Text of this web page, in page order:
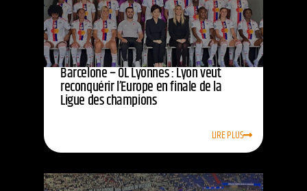
Barcelone – OL Lyonnes : Lyon veut
reconquérir l’Europe en finale de la
Ligue des champions
LIRE PLUS